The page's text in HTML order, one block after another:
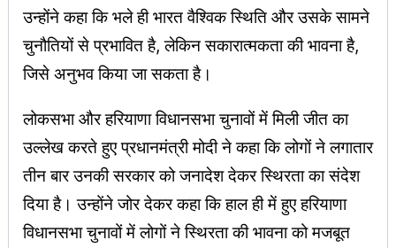
उन्होंने कहा कि भले ही भारत वैश्विक स्थिति और उसके सामने
चुनौतियों से प्रभावित है, लेकिन सकारात्मकता की भावना है,
जिसे अनुभव किया जा सकता है।
लोकसभा और हरियाणा विधानसभा चुनावों में मिली जीत का
उल्लेख करते हुए प्रधानमंत्री मोदी ने कहा कि लोगों ने लगातार
तीन बार उनकी सरकार को जनादेश देकर स्थिरता का संदेश
दिया है। उन्होंने जोर देकर कहा कि हाल ही में हुए हरियाणा
विधानसभा चुनावों में लोगों ने स्थिरता की भावना को मजबूत